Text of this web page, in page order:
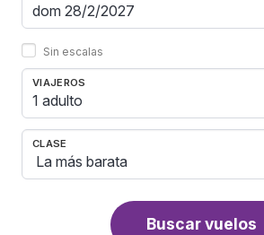
Sin escalas
VIAJEROS
1 adulto
CLASE
Buscar vuelos